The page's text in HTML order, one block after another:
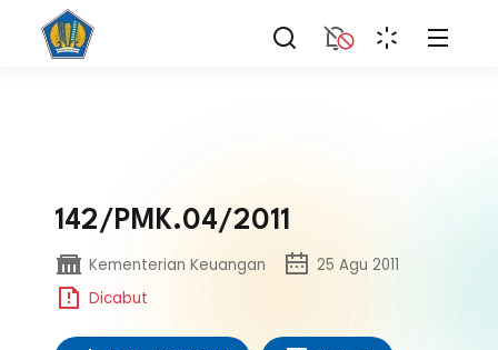
142/PMK.04/2011
Kementerian Keuangan
25 Agu 2011
Dicabut